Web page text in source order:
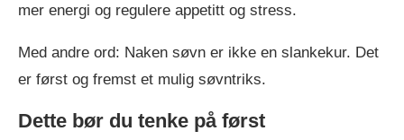
mer energi og regulere appetitt og stress.
Med andre ord: Naken søvn er ikke en slankekur. Det
er først og fremst et mulig søvntriks.
Dette bør du tenke på først